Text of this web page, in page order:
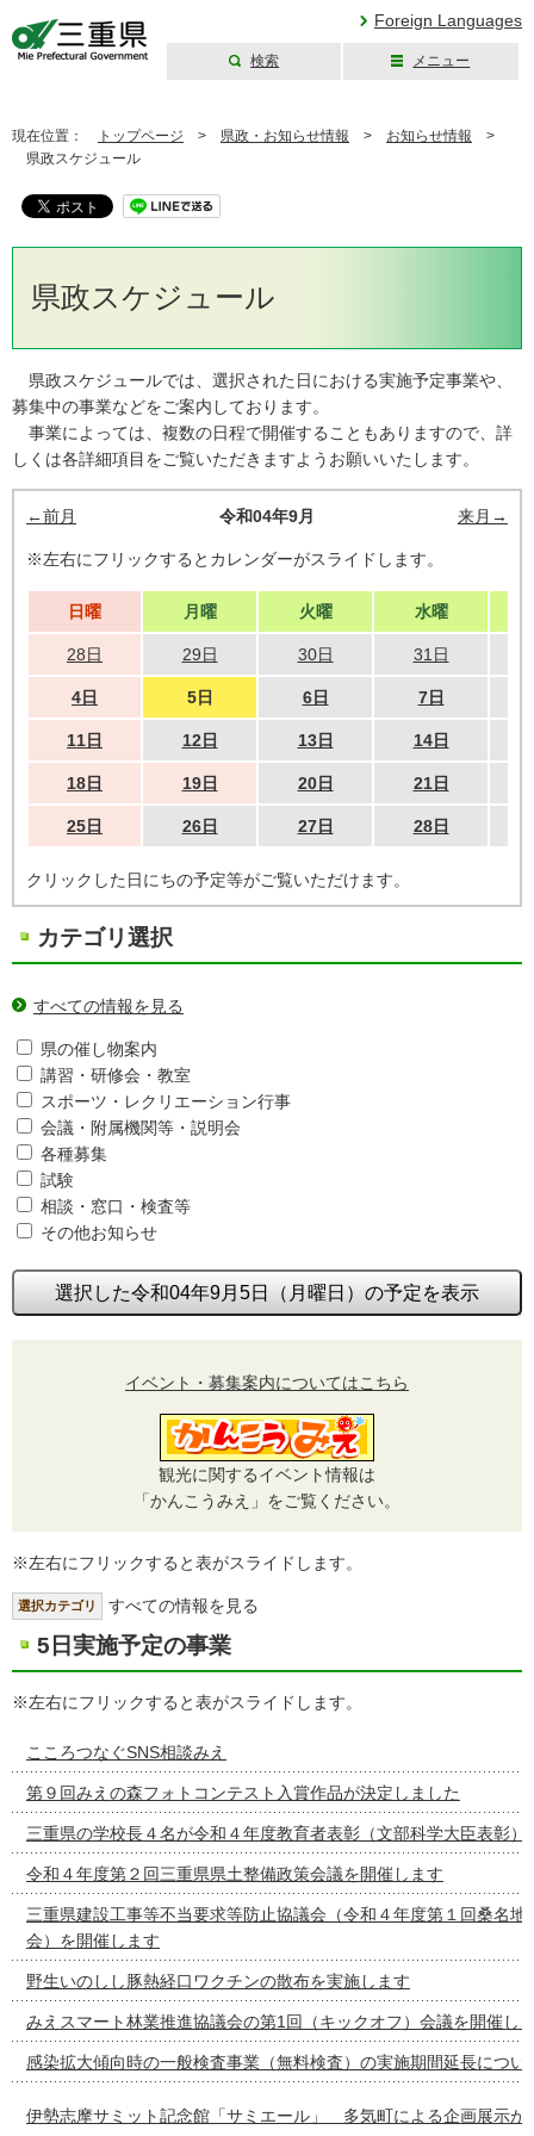
Foreign Languages
検索 メニュー
現在位置： トップページ > 県政・お知らせ情報 > お知らせ情報 >
県政スケジュール
県政スケジュール
県政スケジュールでは、選択された日における実施予定事業や、
募集中の事業などをご案内しております。
事業によっては、複数の日程で開催することもありますので、詳
しくは各詳細項目をご覧いただきますようお願いいたします。
←前月 令和04年9月 来月→
※左右にフリックするとカレンダーがスライドします。
日曜 月曜 火曜 水曜
28日 29日 30日 31日
4日 5日 6日 7日
11日 12日 13日 14日
18日 19日 20日 21日
25日 26日 27日 28日
クリックした日にちの予定等がご覧いただけます。
カテゴリ選択
すべての情報を見る
県の催し物案内
講習・研修会・教室
スポーツ・レクリエーション行事
会議・附属機関等・説明会
各種募集
試験
相談・窓口・検査等
その他お知らせ
選択した令和04年9月5日（月曜日）の予定を表示
イベント・募集案内についてはこちら
観光に関するイベント情報は
「かんこうみえ」をご覧ください。
※左右にフリックすると表がスライドします。
選択カテゴリ すべての情報を見る
5日実施予定の事業
※左右にフリックすると表がスライドします。
こころつなぐSNS相談みえ
第９回みえの森フォトコンテスト入賞作品が決定しました
三重県の学校長４名が令和４年度教育者表彰（文部科学大臣表彰）
令和４年度第２回三重県県土整備政策会議を開催します
三重県建設工事等不当要求等防止協議会（令和４年度第１回桑名
会）を開催します
野生いのしし豚熱経口ワクチンの散布を実施します
みえスマート林業推進協議会の第1回（キックオフ）会議を開催し
感染拡大傾向時の一般検査事業（無料検査）の実施期間延長につい
伊勢志摩サミット記念館「サミエール」 多気町による企画展示が